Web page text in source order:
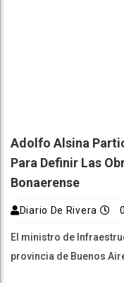
Adolfo Alsina
Para Definir Las
Bonaerense
Diario De Rivera
El ministro de
provincia de Buenos